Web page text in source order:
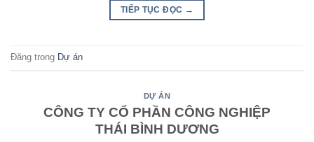
TIẾP TỤC ĐỌC →
Đăng trong Dự án
DỰ ÁN
CÔNG TY CỔ PHẦN CÔNG NGHIỆP
THÁI BÌNH DƯƠNG